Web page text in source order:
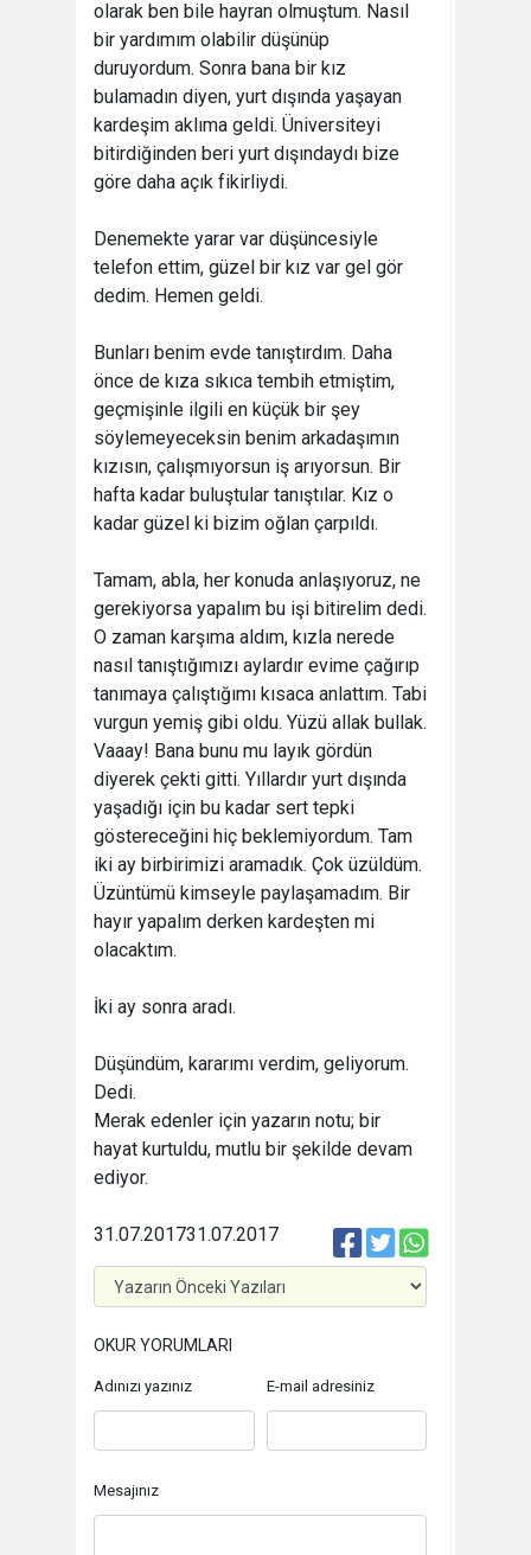
olarak ben bile hayran olmuştum. Nasıl
bir yardımım olabilir düşünüp
duruyordum. Sonra bana bir kız
bulamadın diyen, yurt dışında yaşayan
kardeşim aklıma geldi. Üniversiteyi
bitirdiğinden beri yurt dışındaydı bize
göre daha açık fikirliydi.
Denemekte yarar var düşüncesiyle
telefon ettim, güzel bir kız var gel gör
dedim. Hemen geldi.
Bunları benim evde tanıştırdım. Daha
önce de kıza sıkıca tembih etmiştim,
geçmişinle ilgili en küçük bir şey
söylemeyeceksin benim arkadaşımın
kızısın, çalışmıyorsun iş arıyorsun. Bir
hafta kadar buluştular tanıştılar. Kız o
kadar güzel ki bizim oğlan çarpıldı.
Tamam, abla, her konuda anlaşıyoruz, ne
gerekiyorsa yapalım bu işi bitirelim dedi.
O zaman karşıma aldım, kızla nerede
nasıl tanıştığımızı aylardır evime çağırıp
tanımaya çalıştığımı kısaca anlattım. Tabi
vurgun yemiş gibi oldu. Yüzü allak bullak.
Vaaay! Bana bunu mu layık gördün
diyerek çekti gitti. Yıllardır yurt dışında
yaşadığı için bu kadar sert tepki
göstereceğini hiç beklemiyordum. Tam
iki ay birbirimizi aramadık. Çok üzüldüm.
Üzüntümü kimseyle paylaşamadım. Bir
hayır yapalım derken kardeşten mi
olacaktım.
İki ay sonra aradı.
Düşündüm, kararımı verdim, geliyorum.
Dedi.
Merak edenler için yazarın notu; bir
hayat kurtuldu, mutlu bir şekilde devam
ediyor.
31.07.2017
31.07.2017
OKUR YORUMLARI
Adınızı yazınız E-mail adresiniz
Mesajınız